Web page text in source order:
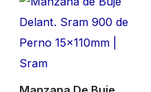
producto
tiene
múltiples
variantes.